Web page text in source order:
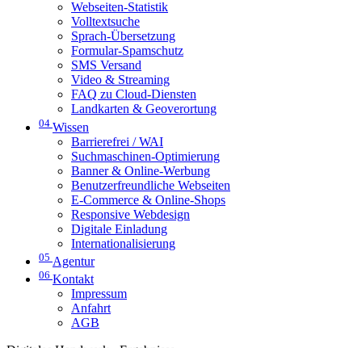
Webseiten-Statistik
Volltextsuche
Sprach-Übersetzung
Formular-Spamschutz
SMS Versand
Video & Streaming
FAQ zu Cloud-Diensten
Landkarten & Geoverortung
04 Wissen
Barrierefrei / WAI
Suchmaschinen-Optimierung
Banner & Online-Werbung
Benutzerfreundliche Webseiten
E-Commerce & Online-Shops
Responsive Webdesign
Digitale Einladung
Internationalisierung
05 Agentur
06 Kontakt
Impressum
Anfahrt
AGB